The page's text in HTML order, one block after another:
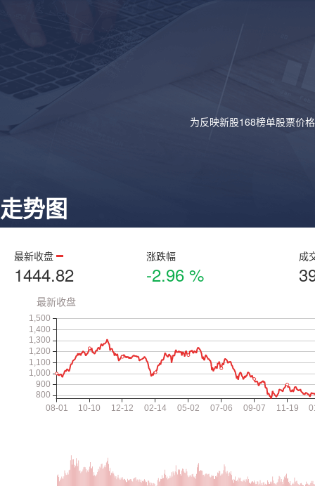
为反映新股168榜单股票价
走势图
最新收盘
1444.82
涨跌幅
-2.96 %
成